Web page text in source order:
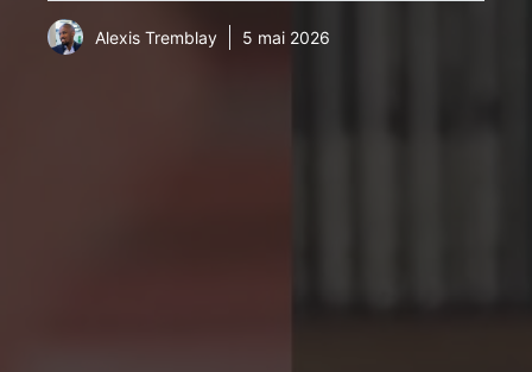
Alexis Tremblay 5 mai 2026